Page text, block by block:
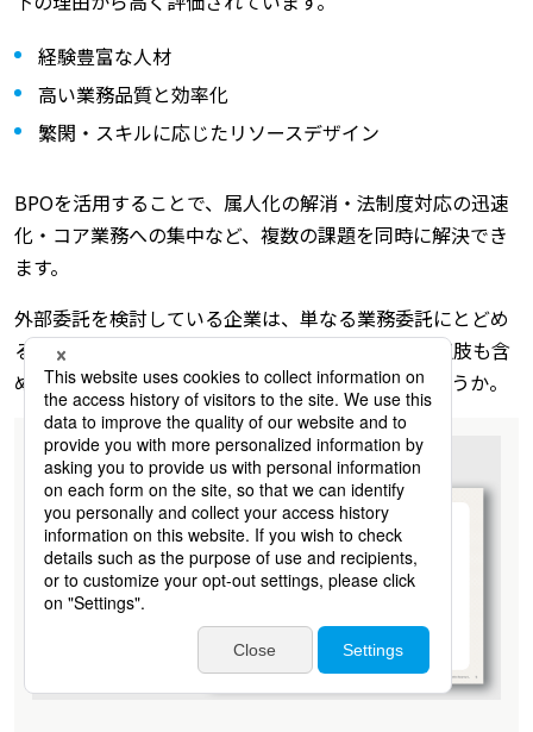
経験豊富な人材
高い業務品質と効率化
繁閑・スキルに応じたリソースデザイン
BPOを活用することで、属人化の解消・法制度対応の迅速
化・コア業務への集中など、複数の課題を同時に解決でき
ます。
外部委託を検討している企業は、単なる業務委託にとどめ
るのではなく、業務改善まで含めたBPOという選択肢も含
めて、自社に合う形を検討してみてはいかがでしょうか。